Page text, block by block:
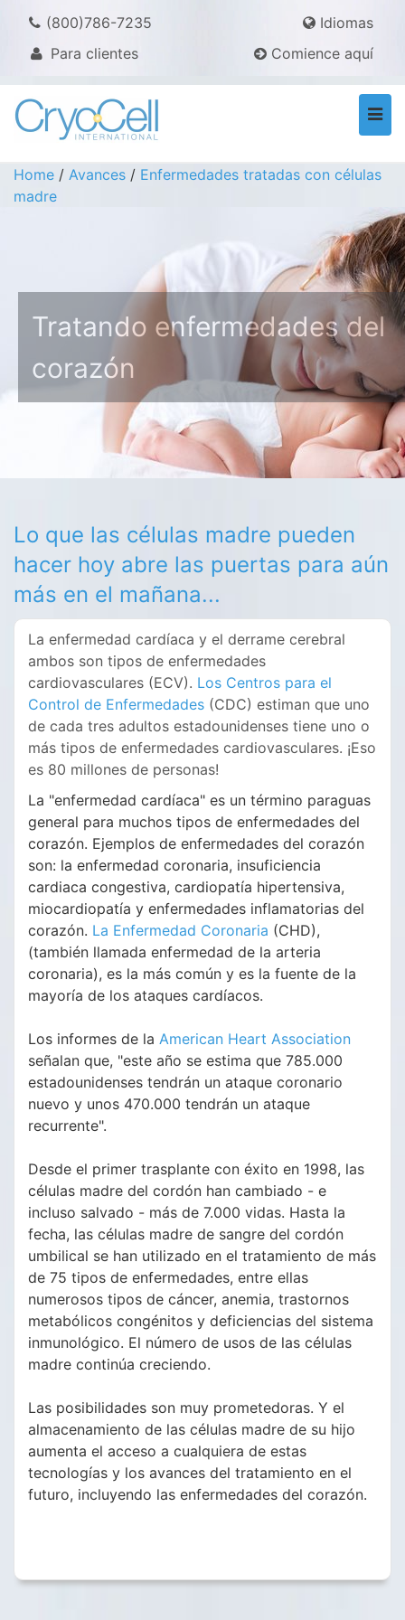
(800)786-7235
Idiomas
Para clientes
Comience aquí
Home / Avances / Enfermedades tratadas con células
madre
Tratando enfermedades del
corazón
Lo que las células madre pueden
hacer hoy abre las puertas para aún
más en el mañana...
La enfermedad cardíaca y el derrame cerebral
ambos son tipos de enfermedades
cardiovasculares (ECV). Los Centros para el
Control de Enfermedades (CDC) estiman que uno
de cada tres adultos estadounidenses tiene uno o
más tipos de enfermedades cardiovasculares. ¡Eso
es 80 millones de personas!
La "enfermedad cardíaca" es un término paraguas
general para muchos tipos de enfermedades del
corazón. Ejemplos de enfermedades del corazón
son: la enfermedad coronaria, insuficiencia
cardiaca congestiva, cardiopatía hipertensiva,
miocardiopatía y enfermedades inflamatorias del
corazón. La Enfermedad Coronaria (CHD),
(también llamada enfermedad de la arteria
coronaria), es la más común y es la fuente de la
mayoría de los ataques cardíacos.
Los informes de la American Heart Association
señalan que, "este año se estima que 785.000
estadounidenses tendrán un ataque coronario
nuevo y unos 470.000 tendrán un ataque
recurrente".
Desde el primer trasplante con éxito en 1998, las
células madre del cordón han cambiado - e
incluso salvado - más de 7.000 vidas. Hasta la
fecha, las células madre de sangre del cordón
umbilical se han utilizado en el tratamiento de más
de 75 tipos de enfermedades, entre ellas
numerosos tipos de cáncer, anemia, trastornos
metabólicos congénitos y deficiencias del sistema
inmunológico. El número de usos de las células
madre continúa creciendo.
Las posibilidades son muy prometedoras. Y el
almacenamiento de las células madre de su hijo
aumenta el acceso a cualquiera de estas
tecnologías y los avances del tratamiento en el
futuro, incluyendo las enfermedades del corazón.